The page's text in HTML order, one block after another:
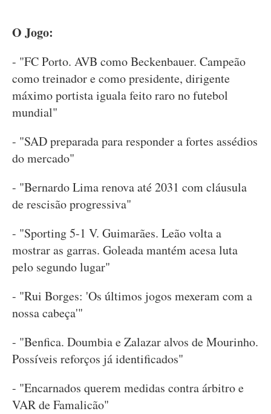
O Jogo:
- "FC Porto. AVB como Beckenbauer. Campeão
como treinador e como presidente, dirigente
máximo portista iguala feito raro no futebol
mundial"
- "SAD preparada para responder a fortes assédios
do mercado"
- "Bernardo Lima renova até 2031 com cláusula
de rescisão progressiva"
- "Sporting 5-1 V. Guimarães. Leão volta a
mostrar as garras. Goleada mantém acesa luta
pelo segundo lugar"
- "Rui Borges: 'Os últimos jogos mexeram com a
nossa cabeça'"
- "Benfica. Doumbia e Zalazar alvos de Mourinho.
Possíveis reforços já identificados"
- "Encarnados querem medidas contra árbitro e
VAR de Famalicão"